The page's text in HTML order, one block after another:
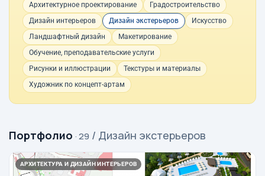
Архитектурное проектирование
Градостроительство
Дизайн интерьеров
Дизайн экстерьеров
Искусство
Ландшафтный дизайн
Макетирование
Обучение, преподавательские услуги
Рисунки и иллюстрации
Текстуры и материалы
Художник по концепт-артам
Портфолио · 29 / Дизайн экстерьеров
АРХИТЕКТУРА И ДИЗАЙН ИНТЕРЬЕРОВ